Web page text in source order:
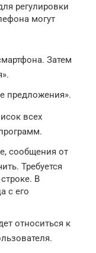
регулировки
могут
Затем
предложения».
всех
сообщения от
Требуется
В
с его
относиться к